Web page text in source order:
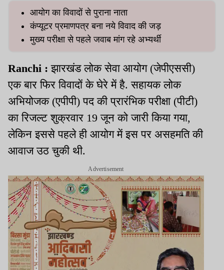
आयोग का विवादों से पुराना नाता
कंप्यूटर प्रमाणपत्र बना नये विवाद की जड़
मुख्य परीक्षा से पहले जवाब मांग रहे अभ्यर्थी
Ranchi : झारखंड लोक सेवा आयोग (जेपीएससी)
एक बार फिर विवादों के घेरे में है. सहायक लोक
अभियोजक (एपीपी) पद की प्रारंभिक परीक्षा (पीटी)
का रिजल्ट शुक्रवार 19 जून को जारी किया गया,
लेकिन इससे पहले ही आयोग में इस पर असहमति की
आवाज उठ चुकी थी.
Advertisement